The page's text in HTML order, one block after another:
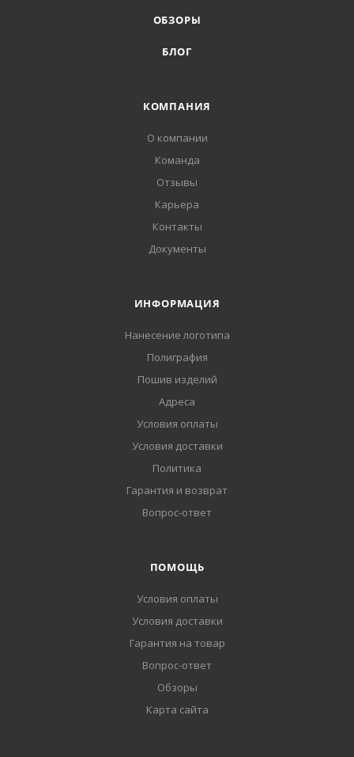
ОБЗОРЫ
БЛОГ
КОМПАНИЯ
О компании
Команда
Отзывы
Карьера
Контакты
Документы
ИНФОРМАЦИЯ
Нанесение логотипа
Полиграфия
Пошив изделий
Адреса
Условия оплаты
Условия доставки
Политика
Гарантия и возврат
Вопрос-ответ
ПОМОЩЬ
Условия оплаты
Условия доставки
Гарантия на товар
Вопрос-ответ
Обзоры
Карта сайта